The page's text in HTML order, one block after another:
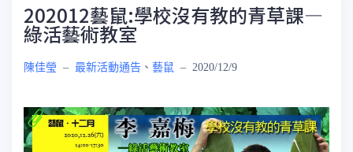
202012藝鼠:學校沒有教的青草課—
綠活藝術教室
陳佳瑩 – 最新活動通告 、 藝鼠 – 2020/12/9